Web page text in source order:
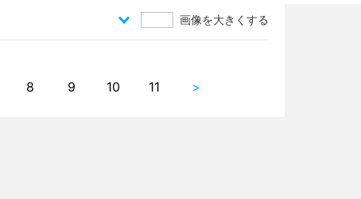
画像を大きくする
8 9 10 11 >